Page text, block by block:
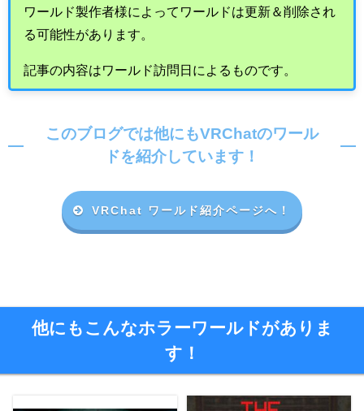
ワールド製作者様によってワールドは更新＆削除され
る可能性があります。
記事の内容はワールド訪問日によるものです。
このブログでは他にもVRChatのワール
ドを紹介しています！
VRChat ワールド紹介ページへ！
他にもこんなホラーワールドがありま
す！